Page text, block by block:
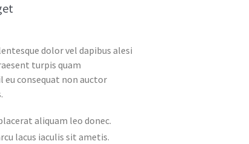
dolor vel dapibus alesi
turpis quam
consequat non auctor
aliquam leo donec.
lacus iaculis sit ametis.